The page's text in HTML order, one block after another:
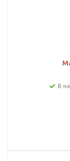
В